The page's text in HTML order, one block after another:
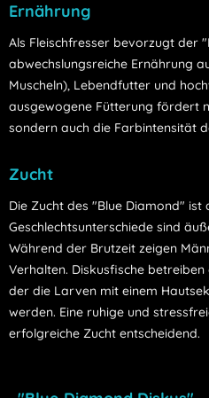
Ernährung
Als Fleischfresser bevorzugt der
abwechslungsreiche Ernährung
Muscheln), Lebendfutter und
ausgewogene Fütterung fördert
sondern auch die Farbintensität
Zucht
Die Zucht des "Blue Diamond" ist
Geschlechtsunterschiede sind
Während der Brutzeit zeigen
Verhalten. Diskusfische
der die Larven mit einem
werden. Eine ruhige und
erfolgreiche Zucht entscheidend.